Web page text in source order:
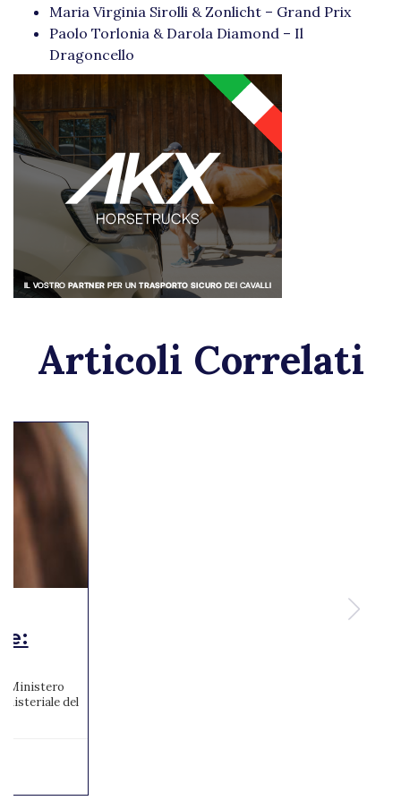
Maria Virginia Sirolli & Zonlicht – Grand Prix
Paolo Torlonia & Darola Diamond – Il
Dragoncello
Articoli Correlati
Ministero
del